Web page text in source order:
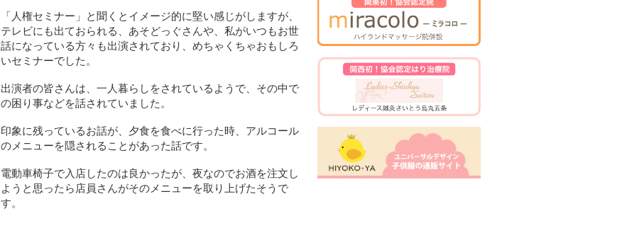
「人権セミナー」と聞くとイメージ的に堅い感じがしますが、
テレビにも出ておられる、あそどっぐさんや、私がいつもお世
話になっている方々も出演されており、めちゃくちゃおもしろ
いセミナーでした。
出演者の皆さんは、一人暮らしをされているようで、その中で
の困り事などを話されていました。
印象に残っているお話が、夕食を食べに行った時、アルコール
のメニューを隠されることがあった話です。
電動車椅子で入店したのは良かったが、夜なのでお酒を注文し
ようと思ったら店員さんがそのメニューを取り上げたそうで
す。